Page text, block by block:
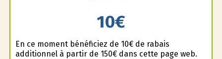
10€
En ce moment bénéficiez de 10€ de rabais
additionnel à partir de 150€ dans cette page web.